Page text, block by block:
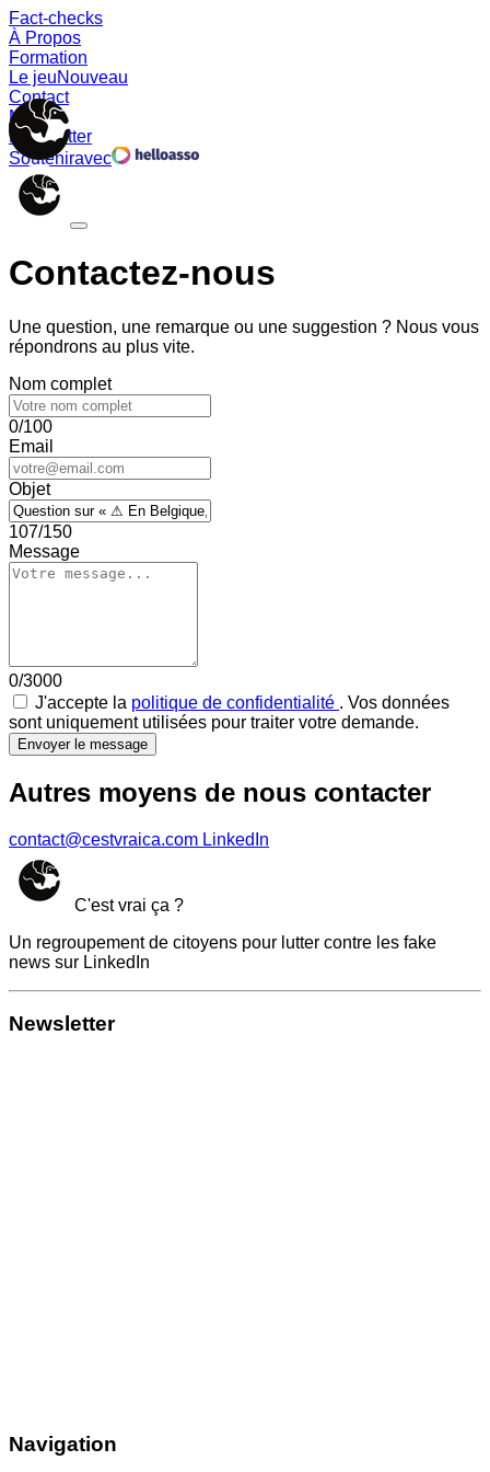
Fact-checks
À Propos
Formation
Le jeuNouveau
Contact
Memes
Newsletter
Souteniravec
Contactez-nous
Une question, une remarque ou une suggestion ? Nous vous
répondrons au plus vite.
Nom complet
0/100
Email
Objet
107/150
Message
0/3000
J'accepte la politique de confidentialité . Vos données
sont uniquement utilisées pour traiter votre demande.
Envoyer le message
Autres moyens de nous contacter
contact@cestvraica.com LinkedIn
C'est vrai ça ?
Un regroupement de citoyens pour lutter contre les fake
news sur LinkedIn
Newsletter
Navigation